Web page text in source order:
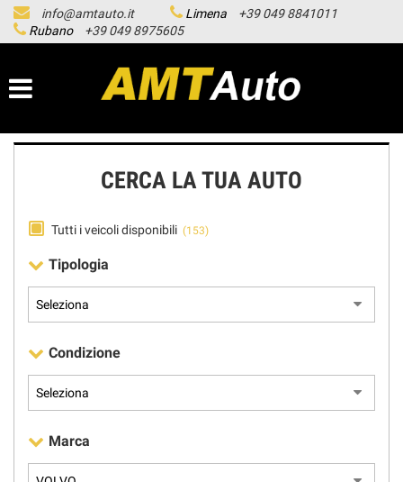
HOME
LISTA VEICOLI
LE NOSTRE SEDI
ACQUISTIAMO USATO
SERVICE
CONTATTI
NEWS
AREA COMMERCIANTI
info@amtauto.it Limena
+39 049 8841011
Rubano
+39 049 8975605
CERCA LA TUA AUTO
Tutti i veicoli disponibili (153)
Tipologia
Condizione
Marca